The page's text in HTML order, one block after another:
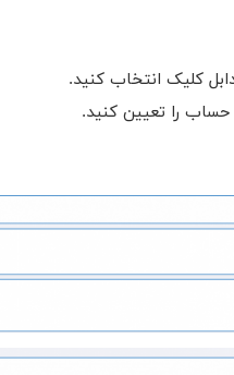
کلیک انتخاب کنید.
را تعیین کنید.